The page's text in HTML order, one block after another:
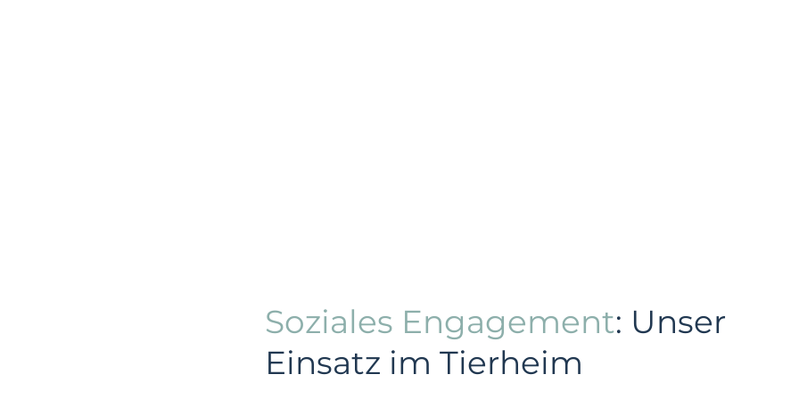
Soziales Engagement: Unser
Einsatz im Tierheim